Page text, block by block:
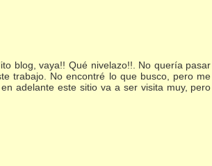
blog, vaya!! Qué nivelazo!!. No quería pasar
trabajo. No encontré lo que busco, pero me
adelante este sitio va a ser visita muy, pero